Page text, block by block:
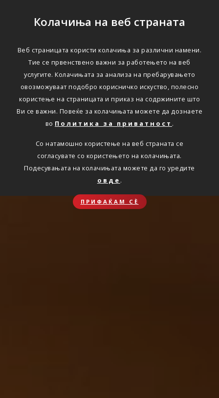
Колачиња на веб страната
Веб страницата користи колачиња за различни намени.
Тие се првенствено важни за работењето на веб
услугите. Колачињата за анализа на пребарувањето
овозможуваат подобро корисничко искуство, полесно
користење на страницата и приказ на содржините што
Ви се важни. Повеќе за колачињата можете да дознаете
во Политика за приватност .
Со натамошно користење на веб страната се
согласувате со користењето на колачињата.
Подесувањата на колачињата можете да го уредите
овде .
ПРИФАЌАМ СЀ